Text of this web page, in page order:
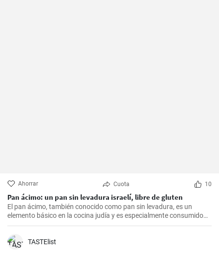
Ahorrar Cuota 10
Pan ácimo: un pan sin levadura israelí, libre de gluten
El pan ácimo, también conocido como pan sin levadura, es un
elemento básico en la cocina judía y es especialmente consumido
durante Pesaj. En esta receta, te mostraré cómo hacer tu propio
TASTElist